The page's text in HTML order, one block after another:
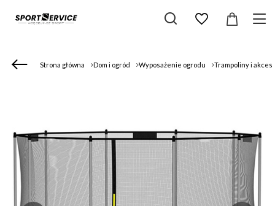
Strona główna Dom i ogród Wyposażenie ogrodu Trampoliny i